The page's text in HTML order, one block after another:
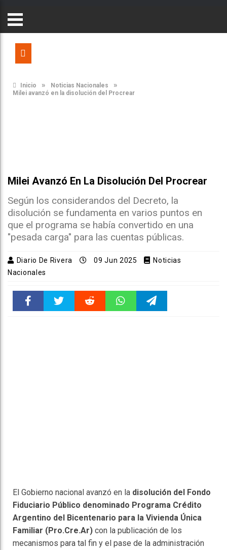
Inicio » Noticias Nacionales »
Milei avanzó en la disolución del Procrear
Milei Avanzó En La Disolución Del Procrear
Según los considerandos del Decreto, la
disolución se fundamenta en varios puntos en
que el programa se había convertido en una
"pesada carga" para las cuentas públicas.
Diario De Rivera 09 Jun 2025
Noticias
Nacionales
El Gobierno nacional avanzó en la disolución del Fondo
Fiduciario Público denominado Programa Crédito
Argentino del Bicentenario para la Vivienda Única
Familiar (Pro.Cre.Ar) con la publicación de los
mecanismos para tal fin y el pase de la administración